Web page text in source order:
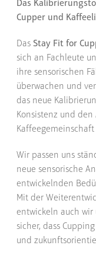
Das
Cupper und
Das Stay Fit for
sich an Fachleute
ihre sensorischen
überwachen und
das neue
Konsistenz und
Wir passen uns
neue sensorische
entwickelnden
Mit der
entwickeln auch wir
sicher, dass
und